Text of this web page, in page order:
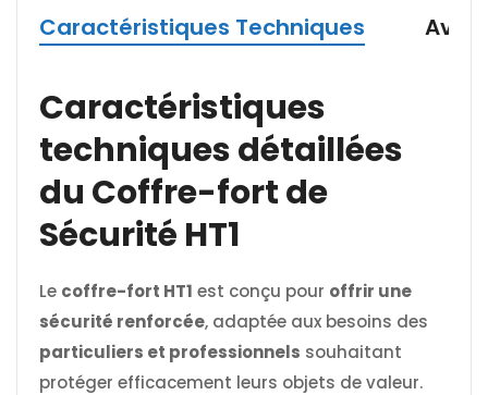
Caractéristiques Techniques
Caractéristiques
techniques détaillées
du Coffre-fort de
Sécurité HT1
Le coffre-fort HT1 est conçu pour offrir une
sécurité renforcée, adaptée aux besoins des
particuliers et professionnels souhaitant
protéger efficacement leurs objets de valeur.